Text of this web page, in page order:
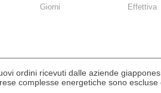
Giorni Effettiva
ordini ricevuti dalle aziende
complesse energetiche sono